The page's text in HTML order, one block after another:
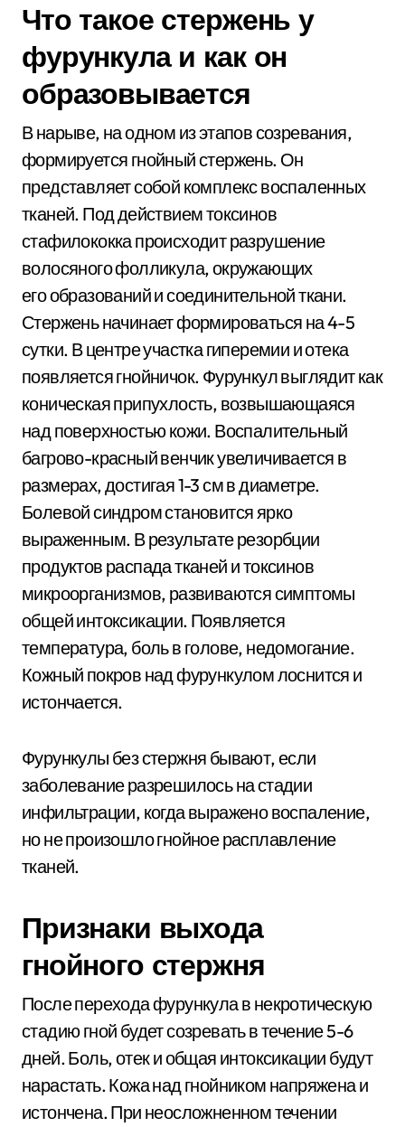
Что такое стержень у
фурункула и как он
образовывается
В нарыве, на одном из этапов созревания,
формируется гнойный стержень. Он
представляет собой комплекс воспаленных
тканей. Под действием токсинов
стафилококка происходит разрушение
волосяного фолликула, окружающих
его образований и соединительной ткани.
Стержень начинает формироваться на 4-5
сутки. В центре участка гиперемии и отека
появляется гнойничок. Фурункул выглядит как
коническая припухлость, возвышающаяся
над поверхностью кожи. Воспалительный
багрово-красный венчик увеличивается в
размерах, достигая 1-3 см в диаметре.
Болевой синдром становится ярко
выраженным. В результате резорбции
продуктов распада тканей и токсинов
микроорганизмов, развиваются симптомы
общей интоксикации. Появляется
температура, боль в голове, недомогание.
Кожный покров над фурункулом лоснится и
истончается.
Фурункулы без стержня бывают, если
заболевание разрешилось на стадии
инфильтрации, когда выражено воспаление,
но не произошло гнойное расплавление
тканей.
Признаки выхода
гнойного стержня
После перехода фурункула в некротическую
стадию гной будет созревать в течение 5-6
дней. Боль, отек и общая интоксикации будут
нарастать. Кожа над гнойником напряжена и
истончена. При неосложненном течении